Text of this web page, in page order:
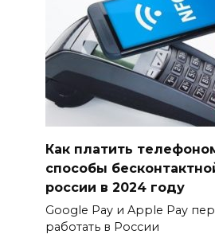
Как платить
способы
россии в 2024 году
Google Pay и Apple Pay
работать в России